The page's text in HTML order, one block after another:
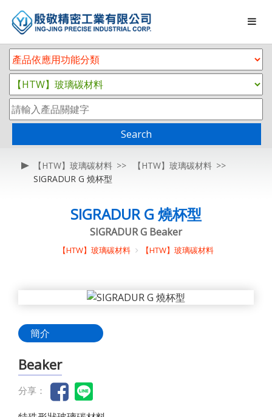
Search
【HTW】玻璃碳材料
【HTW】玻璃碳材料
SIGRADUR G 燒杯型
SIGRADUR G 燒杯型
SIGRADUR G Beaker
【HTW】玻璃碳材料 【HTW】玻璃碳材料
簡介
Beaker
分享：